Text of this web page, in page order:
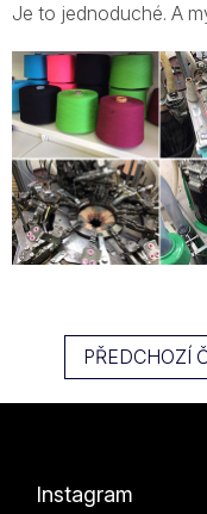
Je to jednoduché. A
PŘEDCHOZÍ
Instagram